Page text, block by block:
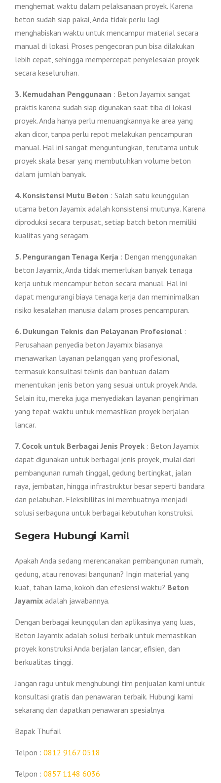
menghemat waktu dalam pelaksanaan proyek. Karena
beton sudah siap pakai, Anda tidak perlu lagi
menghabiskan waktu untuk mencampur material secara
manual di lokasi. Proses pengecoran pun bisa dilakukan
lebih cepat, sehingga mempercepat penyelesaian proyek
secara keseluruhan.
3. Kemudahan Penggunaan : Beton Jayamix sangat
praktis karena sudah siap digunakan saat tiba di lokasi
proyek. Anda hanya perlu menuangkannya ke area yang
akan dicor, tanpa perlu repot melakukan pencampuran
manual. Hal ini sangat menguntungkan, terutama untuk
proyek skala besar yang membutuhkan volume beton
dalam jumlah banyak.
4. Konsistensi Mutu Beton : Salah satu keunggulan
utama beton Jayamix adalah konsistensi mutunya. Karena
diproduksi secara terpusat, setiap batch beton memiliki
kualitas yang seragam.
5. Pengurangan Tenaga Kerja : Dengan menggunakan
beton Jayamix, Anda tidak memerlukan banyak tenaga
kerja untuk mencampur beton secara manual. Hal ini
dapat mengurangi biaya tenaga kerja dan meminimalkan
risiko kesalahan manusia dalam proses pencampuran.
6. Dukungan Teknis dan Pelayanan Profesional :
Perusahaan penyedia beton Jayamix biasanya
menawarkan layanan pelanggan yang profesional,
termasuk konsultasi teknis dan bantuan dalam
menentukan jenis beton yang sesuai untuk proyek Anda.
Selain itu, mereka juga menyediakan layanan pengiriman
yang tepat waktu untuk memastikan proyek berjalan
lancar.
7. Cocok untuk Berbagai Jenis Proyek : Beton Jayamix
dapat digunakan untuk berbagai jenis proyek, mulai dari
pembangunan rumah tinggal, gedung bertingkat, jalan
raya, jembatan, hingga infrastruktur besar seperti bandara
dan pelabuhan. Fleksibilitas ini membuatnya menjadi
solusi serbaguna untuk berbagai kebutuhan konstruksi.
Segera Hubungi Kami!
Apakah Anda sedang merencanakan pembangunan rumah,
gedung, atau renovasi bangunan? Ingin material yang
kuat, tahan lama, kokoh dan efesiensi waktu? Beton
Jayamix adalah jawabannya.
Dengan berbagai keunggulan dan aplikasinya yang luas,
Beton Jayamix adalah solusi terbaik untuk memastikan
proyek konstruksi Anda berjalan lancar, efisien, dan
berkualitas tinggi.
Jangan ragu untuk menghubungi tim penjualan kami untuk
konsultasi gratis dan penawaran terbaik. Hubungi kami
sekarang dan dapatkan penawaran spesialnya.
Bapak Thufail
Telpon : 0812 9167 0518
Telpon : 0857 1148 6036